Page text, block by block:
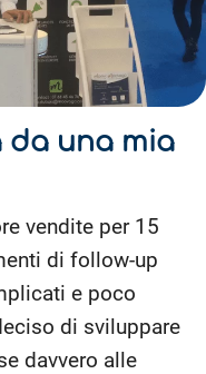
da una mia
vendite per 15
di follow-up
e poco
di sviluppare
davvero alle